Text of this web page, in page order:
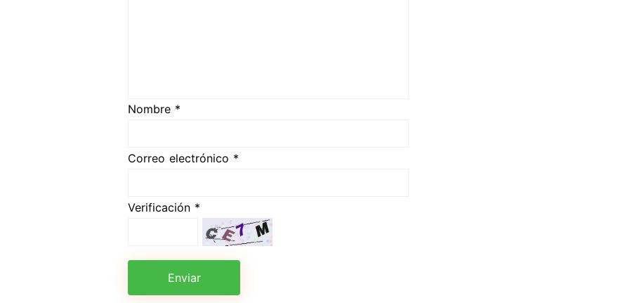
Nombre *
Correo electrónico *
Verificación *
Enviar